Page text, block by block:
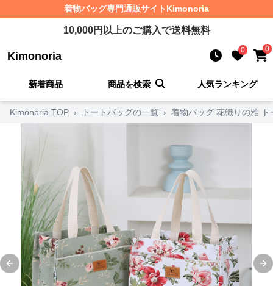
着物バッグ専門通販サイト Kimonoria
10,000円以上のご購入で送料無料
Kimonoria 0 0
新着商品 商品を検索 人気ランキング
Kimonoria TOP › トートバッグの一覧 › 着物バッグ 花織りの雅 ト
Previous slide